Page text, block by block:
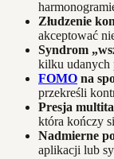
Złudzenie
akceptować
Syndrom
kilku udanych
FOMO na
przekreśli
Presja
która kończy
Nadmierne
aplikacji lub